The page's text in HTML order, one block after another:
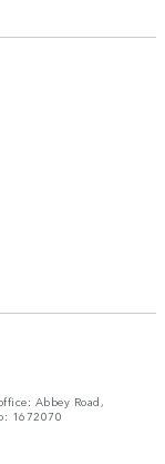
Abbey Road,
1672070